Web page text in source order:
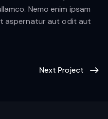
Nemo enim ipsam
aspernatur aut odit aut
Next Project